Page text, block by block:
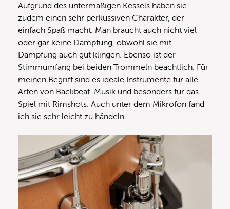
Aufgrund des untermaßigen Kessels haben sie
zudem einen sehr perkussiven Charakter, der
einfach Spaß macht. Man braucht auch nicht viel
oder gar keine Dämpfung, obwohl sie mit
Dämpfung auch gut klingen. Ebenso ist der
Stimmumfang bei beiden Trommeln beachtlich. Für
meinen Begriff sind es ideale Instrumente für alle
Arten von Backbeat-Musik und besonders für das
Spiel mit Rimshots. Auch unter dem Mikrofon fand
ich sie sehr leicht zu händeln.